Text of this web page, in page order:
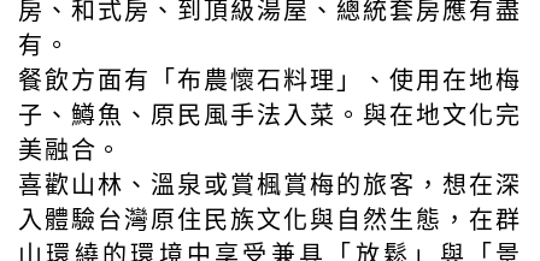
【玉山東埔帝綸溫泉度假大飯店】
玉山東埔帝綸溫泉度假大飯店位於南投縣，
周圍山勢、溪谷環繞，坐落山林之中，自然
環境優美，四季都有景色變化，利用當地東
埔溫泉打造露天湯屋、室內洞窟式水療、兒